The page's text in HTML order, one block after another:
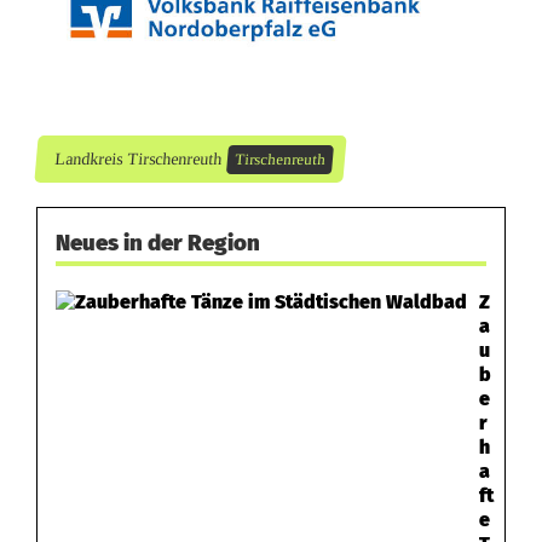
Landkreis Tirschenreuth Tirschenreuth
Neues in der Region
Z
a
u
b
e
r
h
a
ft
e